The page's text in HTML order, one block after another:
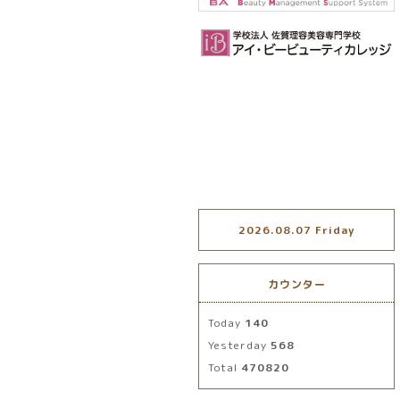
2026.08.07 Friday
カウンター
Today 140
Yesterday 568
Total 470820